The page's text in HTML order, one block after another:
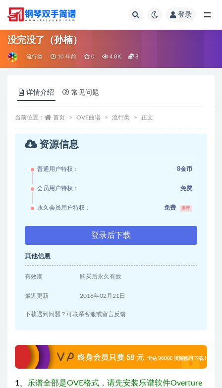
登录
没完没了（孙楠）
流行类 10 年前 0 4.8K 8
详情介绍 常见问题
当前位置： 首页 OVE曲谱 流行类 正文
资源信息
普通用户特权： 8金币
会员用户特权： 免费
永久会员用户特权： 免费 推荐
登录后下载
其他信息
有效期 购买后永久有效
最近更新 2016年02月21日
下载遇到问题？可联系客服或留言反馈
1、 乐谱全部是OVE格式，请先安装乐谱软件Overture